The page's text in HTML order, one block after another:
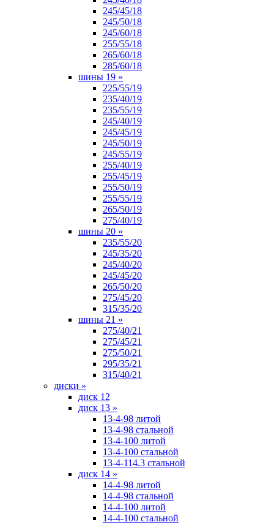
245/45/18
245/50/18
245/60/18
255/55/18
265/60/18
285/60/18
шины 19 »
225/55/19
235/40/19
235/55/19
245/40/19
245/45/19
245/50/19
245/55/19
255/40/19
255/45/19
255/50/19
255/55/19
265/50/19
275/40/19
шины 20 »
235/55/20
245/35/20
245/40/20
245/45/20
265/50/20
275/45/20
315/35/20
шины 21 »
275/40/21
275/45/21
275/50/21
295/35/21
315/40/21
диски »
диск 12
диск 13 »
13-4-98 литой
13-4-98 стальной
13-4-100 литой
13-4-100 стальной
13-4-114.3 стальной
диск 14 »
14-4-98 литой
14-4-98 стальной
14-4-100 литой
14-4-100 стальной